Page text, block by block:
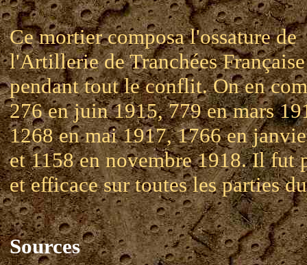
Ce mortier composa l'ossature de
l'Artillerie de Tranchées Française
pendant tout le conflit. On en
276 en juin 1915, 779 en mars
1268 en mai 1917, 1766 en
et 1158 en novembre 1918. Il fut
et efficace sur toutes les parties
Sources